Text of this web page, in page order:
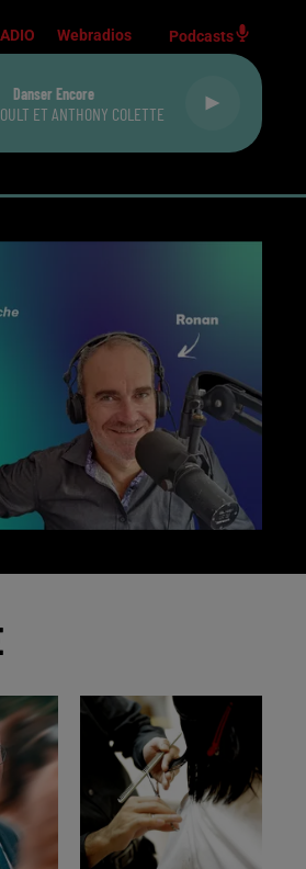
Webradios Podcasts
Danser Encore
ET ANTHONY COLETTE